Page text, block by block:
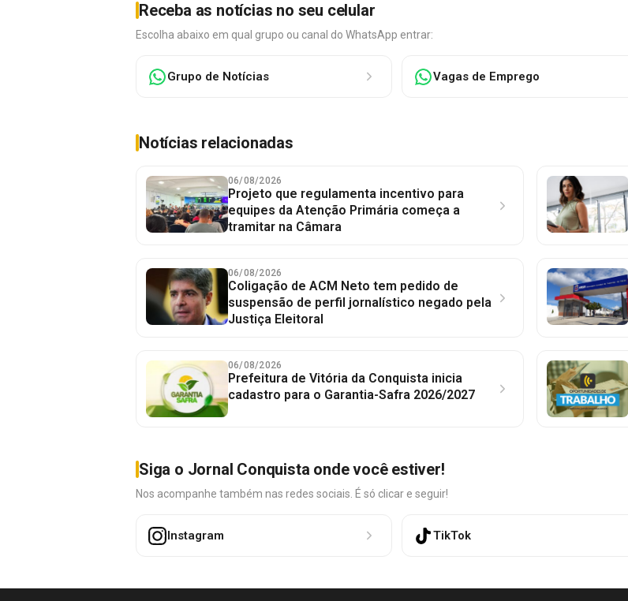
Receba as notícias no seu celular
Escolha abaixo em qual grupo ou canal do WhatsApp entrar:
Grupo de Notícias Vagas de Emprego
Notícias relacionadas
06/08/2026
Projeto que regulamenta incentivo para
equipes da Atenção Primária começa a
tramitar na Câmara
06/08/2026
Coligação de ACM Neto tem pedido de
suspensão de perfil jornalístico negado pela
Justiça Eleitoral
06/08/2026
Prefeitura de Vitória da Conquista inicia
cadastro para o Garantia-Safra 2026/2027
Siga o Jornal Conquista onde você estiver!
Nos acompanhe também nas redes sociais. É só clicar e seguir!
Instagram TikTok